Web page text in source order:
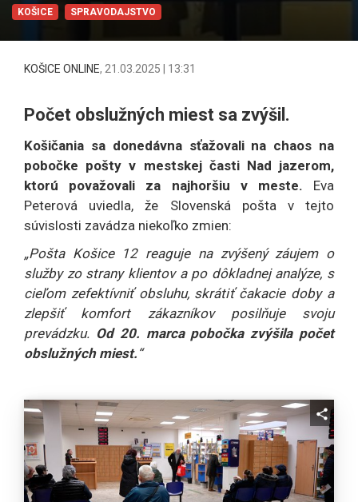
KOŠICE SPRAVODAJSTVO
KOŠICE ONLINE, 21.03.2025 | 13:31
Počet obslužných miest sa zvýšil.
Košičania sa donedávna sťažovali na chaos na
pobočke pošty v mestskej časti Nad jazerom,
ktorú považovali za najhoršiu v meste. Eva
Peterová uviedla, že Slovenská pošta v tejto
súvislosti zavádza niekoľko zmien:
„Pošta Košice 12 reaguje na zvýšený záujem o
služby zo strany klientov a po dôkladnej analýze, s
cieľom zefektívniť obsluhu, skrátiť čakacie doby a
zlepšiť komfort zákazníkov posilňuje svoju
prevádzku. Od 20. marca pobočka zvýšila počet
obslužných miest. “